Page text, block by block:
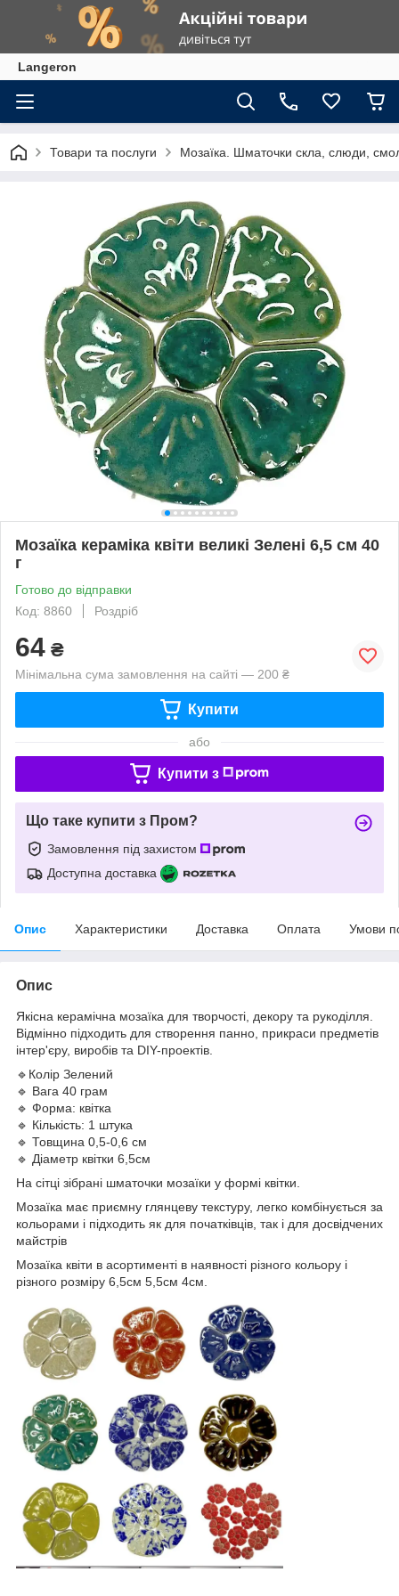
Langeron
Товари та послуги Мозаїка. Шматочки скла, слюди,
Мозаїка кераміка квіти великі Зелені 6,5 см 40
г
Готово до відправки
Код: 8860
Роздріб
64 ₴
Мінімальна сума замовлення на сайті — 200 ₴
Купити
або
Купити з
Що таке купити з Пром?
Замовлення під захистом
Доступна доставка
Опис Характеристики Доставка Оплата Умови
Опис
Якісна керамічна мозаїка для творчості, декору та рукоділля.
Відмінно підходить для створення панно, прикраси предметів
інтер'єру, виробів та DIY-проектів.
🔹Колір Зелений
🔹 Вага 40 грам
🔹 Форма: квітка
🔹 Кількість: 1 штука
🔹 Товщина 0,5-0,6 см
🔹 Діаметр квітки 6,5см
На сітці зібрані шматочки мозаїки у формі квітки.
Мозаїка має приємну глянцеву текстуру, легко комбінується за
кольорами і підходить як для початківців, так і для досвідчених
майстрів
Мозаїка квіти в асортименті в наявності різного кольору і
різного розміру 6,5см 5,5см 4см.